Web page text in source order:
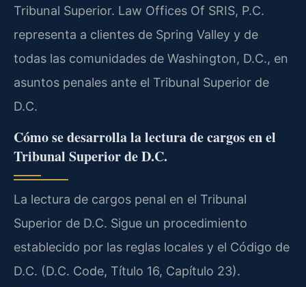
Tribunal Superior. Law Offices Of SRIS, P.C.
representa a clientes de Spring Valley y de
todas las comunidades de Washington, D.C., en
asuntos penales ante el Tribunal Superior de
D.C.
Cómo se desarrolla la lectura de cargos en el
Tribunal Superior de D.C.
La lectura de cargos penal en el Tribunal
Superior de D.C. Sigue un procedimiento
establecido por las reglas locales y el Código de
D.C. (D.C. Code, Título 16, Capítulo 23).